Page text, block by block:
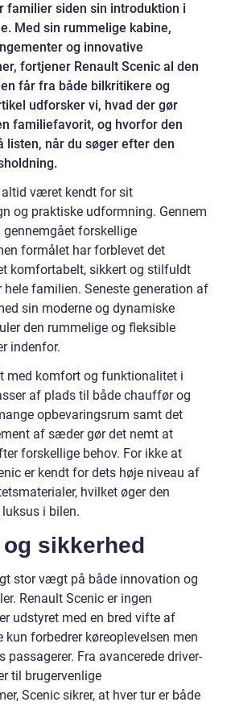
familier siden sin introduktion i
Med sin rummelige kabine,
og innovative
fortjener Renault Scenic al den
får fra både bilkritikere og
udforsker vi, hvad der gør
familiefavorit, og hvorfor den
listen, når du søger efter den
altid været kendt for sit
og praktiske udformning. Gennem
gennemgået forskellige
formålet har forblevet det
komfortabelt, sikkert og stilfuldt
familien. Seneste generation af
sin moderne og dynamiske
den rummelige og fleksible
indenfor.
med komfort og funktionalitet i
af plads til både chauffør og
opbevaringsrum samt det
af sæder gør det nemt at
forskellige behov. For ikke at
er kendt for dets høje niveau af
hvilket øger den
i bilen.
sikkerhed
stor vægt på både innovation og
Renault Scenic er ingen
udstyret med en bred vifte af
kun forbedrer køreoplevelsen men
passagerer. Fra avancerede driver-
til brugervenlige
Scenic sikrer, at hver tur er både